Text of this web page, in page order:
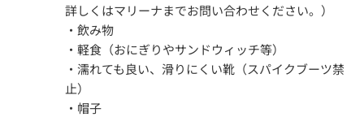
詳しくはマリーナまでお問い合わせください。）
・飲み物
・軽食（おにぎりやサンドウィッチ等）
・濡れても良い、滑りにくい靴（スパイクブーツ禁
止）
・帽子